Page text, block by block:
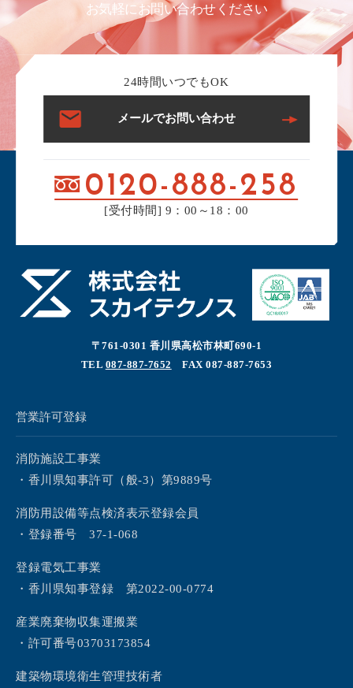
お気軽にお問い合わせください
24時間いつでもOK
メールでお問い合わせ
0120-888-258
[受付時間] 9：00～18：00
〒761-0301 香川県高松市林町690-1
TEL 087-887-7652 FAX 087-887-7653
営業許可登録
消防施設工事業
・香川県知事許可（般-3）第9889号
消防用設備等点検済表示登録会員
・登録番号 37-1-068
登録電気工事業
・香川県知事登録 第2022-00-0774
産業廃棄物収集運搬業
・許可番号03703173854
建築物環境衛生管理技術者